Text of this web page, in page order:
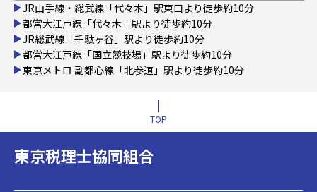
JR山手線・総武線「代々木」駅東口より徒歩約10分
都営大江戸線「代々木」駅より徒歩約10分
JR総武線「千駄ヶ谷」駅より徒歩約10分
都営大江戸線「国立競技場」駅より徒歩約10分
東京メトロ 副都心線「北参道」駅より徒歩約10分
TOP
東京税理士協同組合